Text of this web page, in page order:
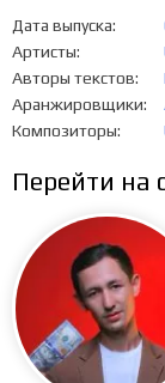
Дата выпуска
Артисты
Авторы текстов
Аранжировщики
Композиторы
Перейти на